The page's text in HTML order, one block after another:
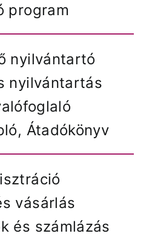
program
nyilvántartó
nyilvántartás
Átadókönyv
vásárlás
és számlázás